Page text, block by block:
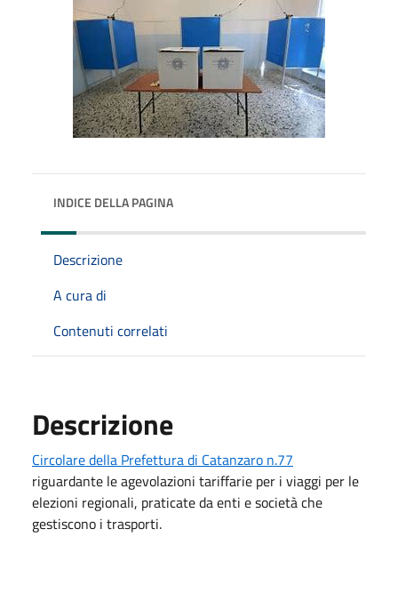
INDICE DELLA PAGINA
Descrizione
A cura di
Contenuti correlati
Descrizione
Circolare della Prefettura di Catanzaro n.77
riguardante le agevolazioni tariffarie per i viaggi per le
elezioni regionali, praticate da enti e società che
gestiscono i trasporti.